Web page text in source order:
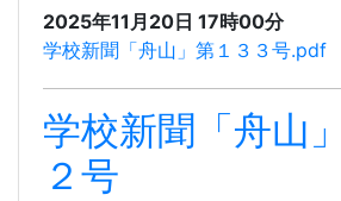
2025年11月20日 17時00分
学校新聞「舟山」第１３３号.pdf
学校新聞「舟山
２号